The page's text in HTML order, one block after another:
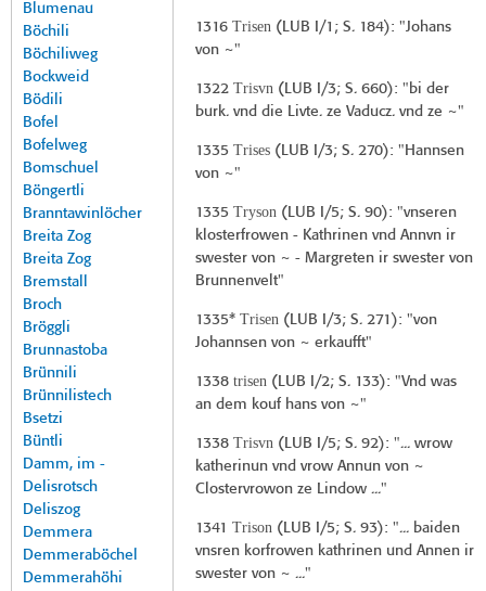
Blumenau
Böchili
Böchiliweg
Bockweid
Bödili
Bofel
Bofelweg
Bomschuel
Böngertli
Branntawinlöcher
Breita Zog
Breita Zog
Bremstall
Broch
Bröggli
Brunnastoba
Brünnili
Brünnilistech
Bsetzi
Büntli
Damm, im -
Delisrotsch
Deliszog
Demmera
Demmeraböchel
Demmerahöhi
1316 Trisen( LUB I/1 ; S. 184): "Johans
von ~"
1322 Trisvn( LUB I/3; S. 660): "bi der
burk. vnd die Livte. ze Vaducz. vnd ze ~"
1335 Trises( LUB I/3; S. 270): "Hannsen
von ~"
1335 Tryson( LUB I/5; S. 90): "vnseren
klosterfrowen - Kathrinen vnd Annvn ir
swester von ~ - Margreten ir swester von
Brunnenvelt"
1335* Trisen( LUB I/3; S. 271): "von
Johannsen von ~ erkaufft"
1338 trisen( LUB I/2; S. 133): "Vnd was
an dem kouf hans von ~"
1338 Trisvn( LUB I/5; S. 92): "... wrow
katherinun vnd vrow Annun von ~
Clostervrowon ze Lindow ..."
1341 Trison( LUB I/5; S. 93): "... baiden
vnsren korfrowen kathrinen und Annen ir
swester von ~ ..."